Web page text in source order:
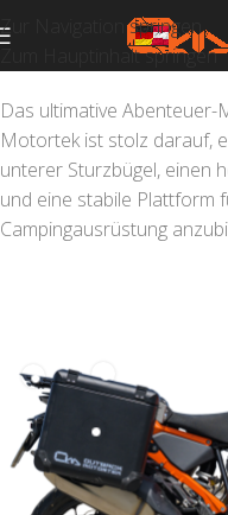
Zur Navigation springen
Zum Hauptinhalt springen
Das ultimative
Motortek ist stolz darauf,
unterer Sturzbügel, einen
und eine stabile Plattform
Campingausrüstung